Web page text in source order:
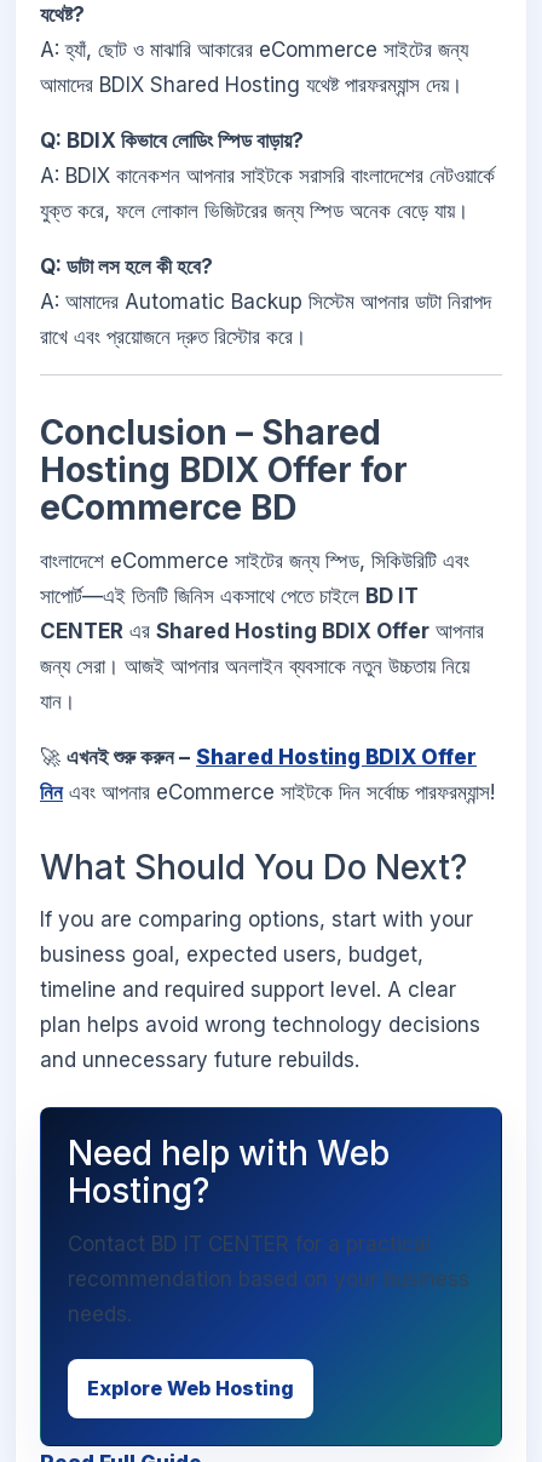
যথেষ্ট?
A: হ্যাঁ, ছোট ও মাঝারি আকারের eCommerce সাইটের জন্য
আমাদের BDIX Shared Hosting যথেষ্ট পারফরম্যান্স দেয়।
Q: BDIX কিভাবে লোডিং স্পিড বাড়ায়?
A: BDIX কানেকশন আপনার সাইটকে সরাসরি বাংলাদেশের নেটওয়ার্কে
যুক্ত করে, ফলে লোকাল ভিজিটরের জন্য স্পিড অনেক বেড়ে যায়।
Q: ডাটা লস হলে কী হবে?
A: আমাদের Automatic Backup সিস্টেম আপনার ডাটা নিরাপদ
রাখে এবং প্রয়োজনে দ্রুত রিস্টোর করে।
Conclusion – Shared
Hosting BDIX Offer for
eCommerce BD
বাংলাদেশে eCommerce সাইটের জন্য স্পিড, সিকিউরিটি এবং
সাপোর্ট—এই তিনটি জিনিস একসাথে পেতে চাইলে BD IT
CENTER এর Shared Hosting BDIX Offer আপনার
জন্য সেরা। আজই আপনার অনলাইন ব্যবসাকে নতুন উচ্চতায় নিয়ে
যান।
🚀 এখনই শুরু করুন – Shared Hosting BDIX Offer
নিনএবং আপনার eCommerce সাইটকে দিন সর্বোচ্চ পারফরম্যান্স!
What Should You Do Next?
If you are comparing options, start with your
business goal, expected users, budget,
timeline and required support level. A clear
plan helps avoid wrong technology decisions
and unnecessary future rebuilds.
Need help with Web
Hosting?
Contact BD IT CENTER for a practical
recommendation based on your business
needs.
Explore Web Hosting